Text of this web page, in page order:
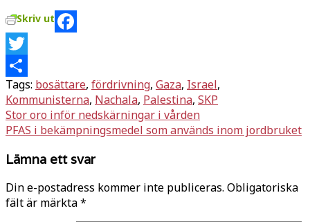
Skriv ut
Facebook
Twitter
Dela
Tags: bosättare, fördrivning, Gaza, Israel,
Kommunisterna, Nachala, Palestina, SKP
Inläggsnavigering
Stor oro inför nedskärningar i vården
PFAS i bekämpningsmedel som används inom jordbruket
Lämna ett svar
Din e-postadress kommer inte publiceras. Obligatoriska
fält är märkta*